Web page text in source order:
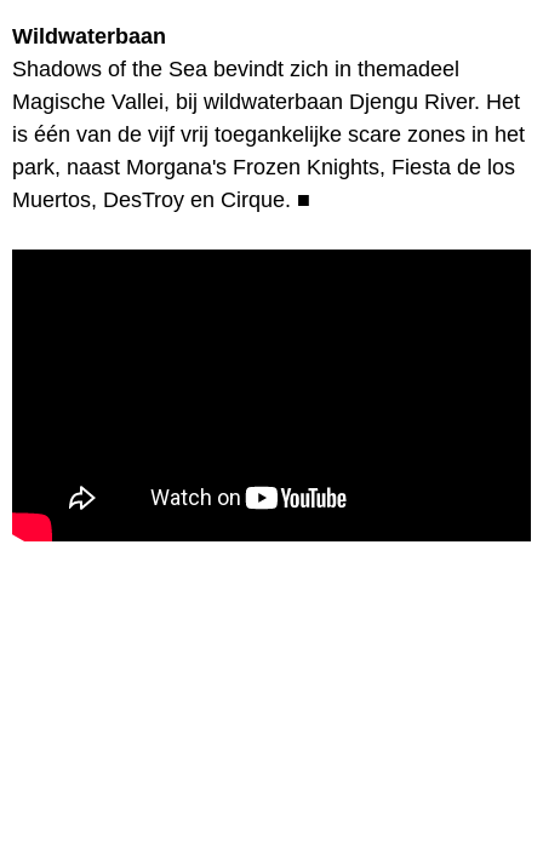
Wildwaterbaan
Shadows of the Sea bevindt zich in themadeel
Magische Vallei, bij wildwaterbaan Djengu River. Het
is één van de vijf vrij toegankelijke scare zones in het
park, naast Morgana's Frozen Knights, Fiesta de los
Muertos, DesTroy en Cirque. ■